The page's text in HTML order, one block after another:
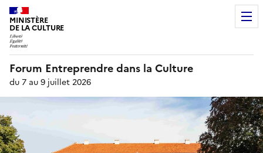
MINISTÈRE
DE LA CULTURE
Forum Entreprendre dans la Culture
du 7 au 9 juillet 2026